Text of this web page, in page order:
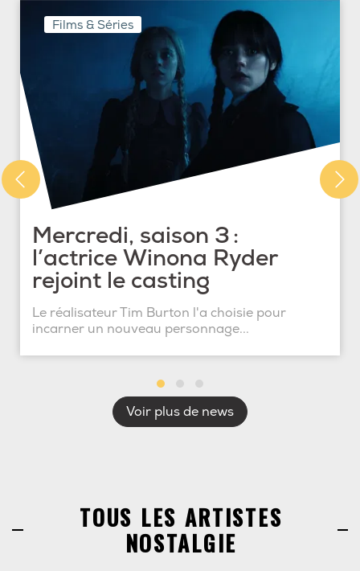
Films & Séries
Mercredi, saison 3 :
l’actrice Winona Ryder
rejoint le casting
Le réalisateur Tim Burton l'a choisie pour
incarner un nouveau personnage...
Voir plus de news
TOUS LES ARTISTES
NOSTALGIE